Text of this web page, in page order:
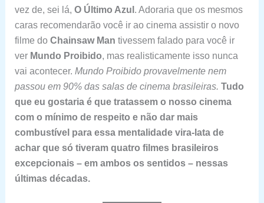
vez de, sei lá, O Último Azul . Adoraria que os mesmos
caras recomendarão você ir ao cinema assistir o novo
filme do Chainsaw Man tivessem falado para você ir
ver Mundo Proibido, mas realisticamente isso nunca
vai acontecer. Mundo Proibido provavelmente nem
passou em 90% das salas de cinema brasileiras. Tudo
que eu gostaria é que tratassem o nosso cinema
com o mínimo de respeito e não dar mais
combustível para essa mentalidade vira-lata de
achar que só tiveram quatro filmes brasileiros
excepcionais – em ambos os sentidos – nessas
últimas décadas.